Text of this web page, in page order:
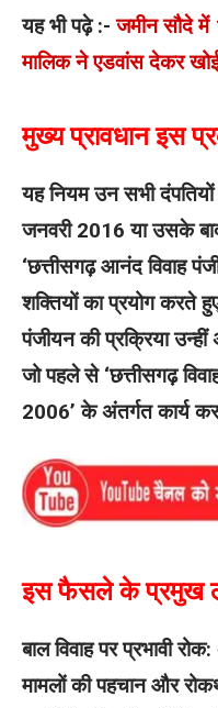
यह भी पढ़े :-जमीन सौदे में
मालिक ने एडवांस देकर
मुख्य प्रावधान इस
यह नियम उन सभी दंपतियों
जनवरी 2016 या उसके
‘छत्तीसगढ़ आनंद विवाह
शक्तियों का प्रयोग करते
पंजीयन की प्रक्रिया उन्हीं
जो पहले से ‘छत्तीसगढ़
2006’ के अंतर्गत कार्य
इस फैसले के प्रमुख
बाल विवाह पर प्रभावी
मामलों की पहचान और